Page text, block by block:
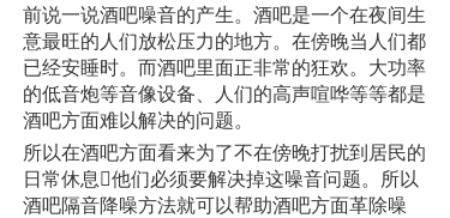
前说一说酒吧噪音的产生。酒吧是一个在夜间生
意最旺的人们放松压力的地方。在傍晚当人们都
已经安睡时。而酒吧里面正非常的狂欢。大功率
的低音炮等音像设备、人们的高声喧哗等等都是
酒吧方面难以解决的问题。
所以在酒吧方面看来为了不在傍晚打扰到居民的
日常休息他们必须要解决掉这噪音问题。所以
酒吧隔音降噪方法就可以帮助酒吧方面革除噪